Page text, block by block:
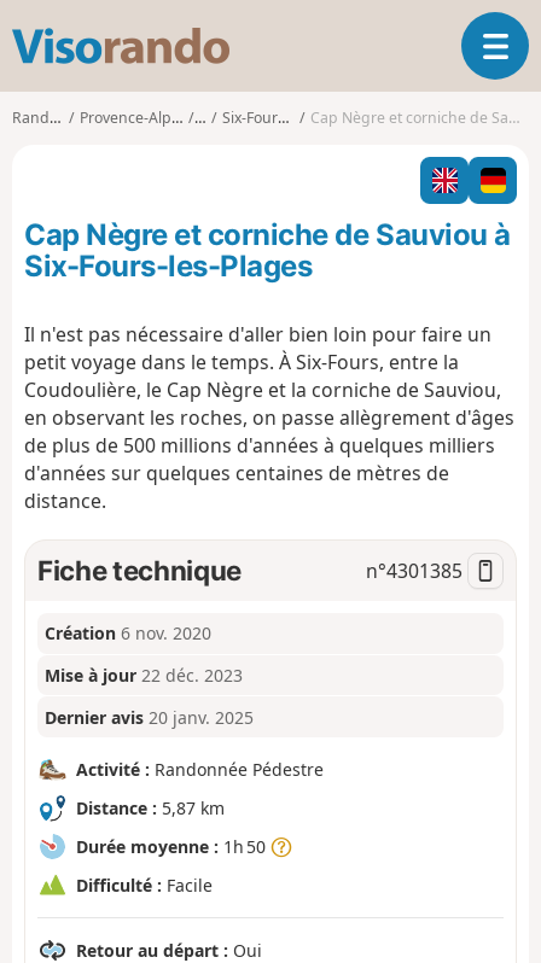
s
o
o
O
u
v
i
r
l
a
a
t
Randonnées Provence-Alpes-Côte d'Azur VarSix-Fours-les-Plages Cap Nègre et corniche de Sauviou à Six-Fours-les-Plages
Cap Nègre et corniche de Sauviou à
Six-Fours-les-Plages
Il n'est pas nécessaire d'aller bien loin pour faire un
petit voyage dans le temps. À Six-Fours, entre la
Coudoulière, le Cap Nègre et la corniche de Sauviou,
en observant les roches, on passe allègrement d'âges
de plus de 500 millions d'années à quelques milliers
d'années sur quelques centaines de mètres de
distance.
Fiche technique n°4301385
Création 6 nov. 2020
Mise à jour 22 déc. 2023
Dernier avis 20 janv. 2025
Activité : Randonnée Pédestre
Distance : 5,87 km
Durée moyenne : 1h 50
Difficulté : Facile
Retour au départ : Oui